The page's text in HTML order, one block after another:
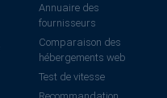
Annuaire des
fournisseurs
Comparaison des
hébergements web
Test de vitesse